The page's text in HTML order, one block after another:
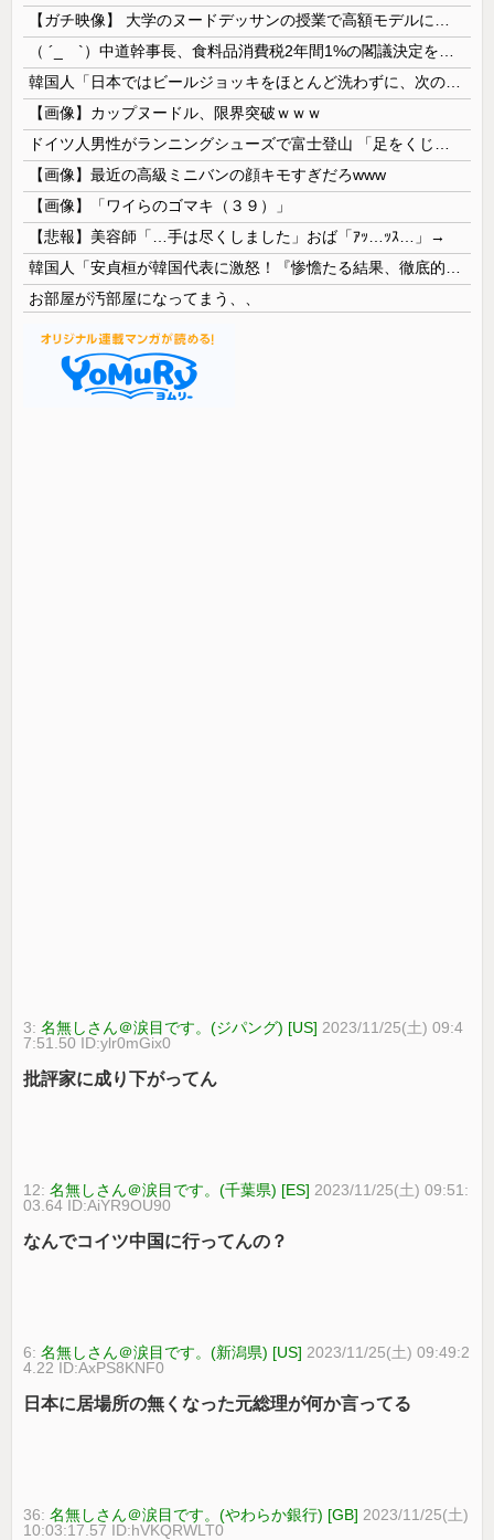
【画像】カップヌードル、限界突破ｗｗｗ
【画像】最近の高級ミニバンの顔キモすぎだろwww
【画像】「ワイらのゴマキ（３９）」
【悲報】美容師「…手は尽くしました」おば「ｱｯ…ｯｽ…」→
お部屋が汚部屋になってまう、、
3:名無しさん＠涙目です。(ジパング) [US] 2023/11/25(土) 09:4
7:51.50 ID:ylr0mGix0
批評家に成り下がってん
12:名無しさん＠涙目です。(千葉県) [ES] 2023/11/25(土) 09:51:
03.64 ID:AiYR9OU90
なんでコイツ中国に行ってんの？
6:名無しさん＠涙目です。(新潟県) [US] 2023/11/25(土) 09:49:2
4.22 ID:AxPS8KNF0
日本に居場所の無くなった元総理が何か言ってる
36:名無しさん＠涙目です。(やわらか銀行) [GB] 2023/11/25(土)
10:03:17.57 ID:hVKQRWLT0